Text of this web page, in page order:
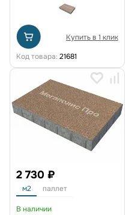
Купить в 1 клик
Код товара: 21681
2 730 ₽
м2 паллет
В наличии